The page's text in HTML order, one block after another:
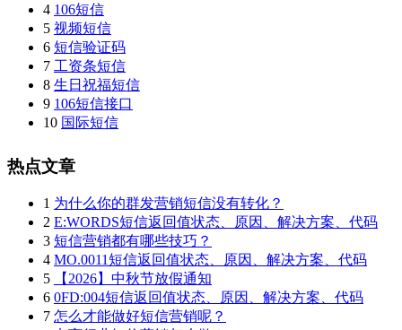
4 106短信
5 视频短信
6 短信验证码
7 工资条短信
8 生日祝福短信
9 106短信接口
10 国际短信
热点文章
1 为什么你的群发营销短信没有转化？
2 E:WORDS短信返回值状态、原因、解决方案、代码
3 短信营销都有哪些技巧？
4 MO.0011短信返回值状态、原因、解决方案、代码
5
【2026】中秋节放假通知
6 0FD:004短信返回值状态、原因、解决方案、代码
7 怎么才能做好短信营销呢？